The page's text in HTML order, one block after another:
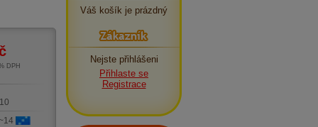
DPH
Váš košík je prázdný
Zákazník
Nejste přihlášeni
Přihlaste se
Registrace